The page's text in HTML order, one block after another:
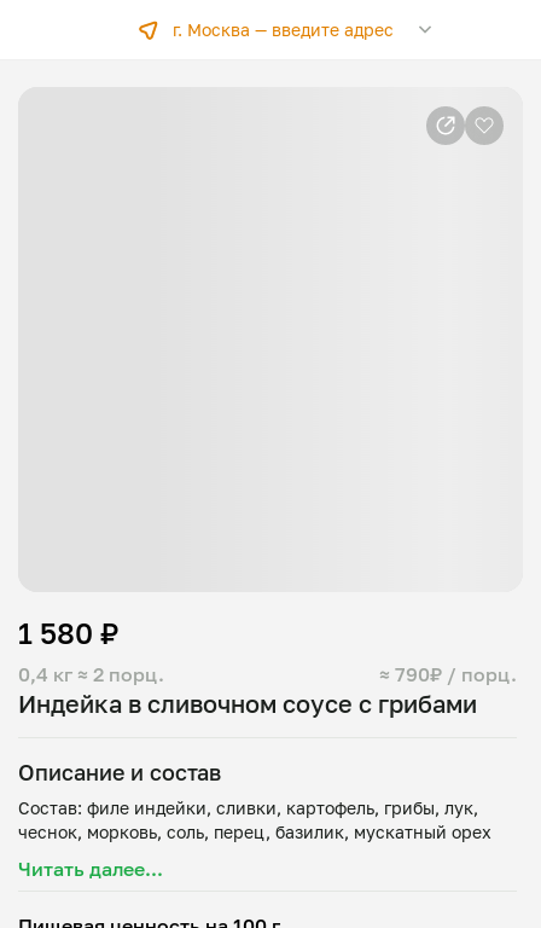
г. Москва —введите адрес
Индейка в сливочном соусе с грибами
0,4 кг ≈ 2 порц. ≈ 790₽ / порц.
1 580 ₽
Описание и состав
Состав: филе индейки, сливки, картофель, грибы, лук,
Читать далее...